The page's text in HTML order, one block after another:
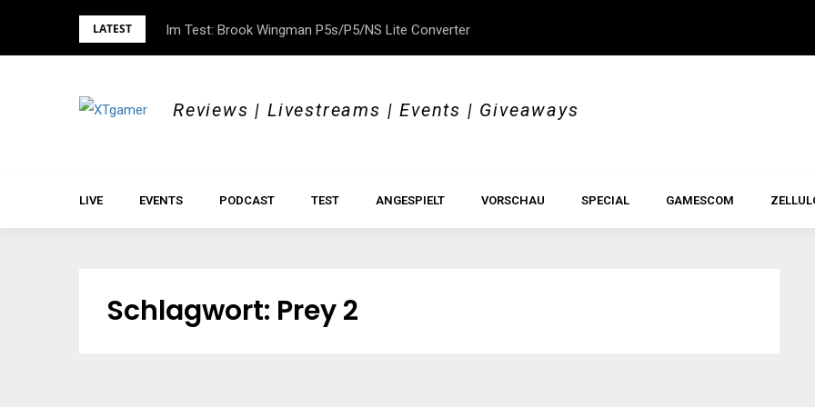
LATEST Im Test: Brook Wingman P5s/P5/NS Lite Converter
DOK.fest München 2026 – Empowered, HerStory, Beyond Borders
Reviews | Livestreams | Events | Giveaways
LIVE EVENTS PODCAST TEST ANGESPIELT VORSCHAU SPECIAL GAMESCOM
Schlagwort: Prey 2